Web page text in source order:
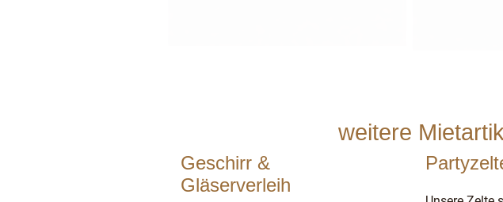
weitere
Geschirr &
Gläserverleih